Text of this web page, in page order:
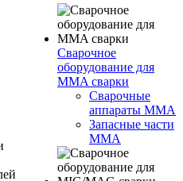
Сварочное
оборудование для
MMA сварки
Сварочные
аппараты MMA
Запасные части
MMA